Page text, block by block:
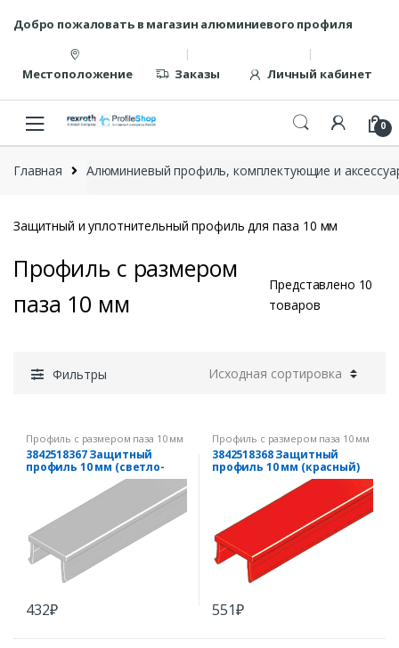
содержанию
Добро пожаловать в магазин алюминиевого профиля
Местоположение Заказы Личный кабинет
0
Главная Алюминиевый профиль, комплектующие и
Защитный и уплотнительный профиль для паза 10 мм
Профиль с размером
паза 10 мм
Представлено 10
товаров
Фильтры
Профиль с размером паза 10 мм
3842518367 Защитный
профиль 10 мм (светло-
432₽
Профиль с размером паза 10 мм
3842518368 Защитный
профиль 10 мм (красный)
551₽